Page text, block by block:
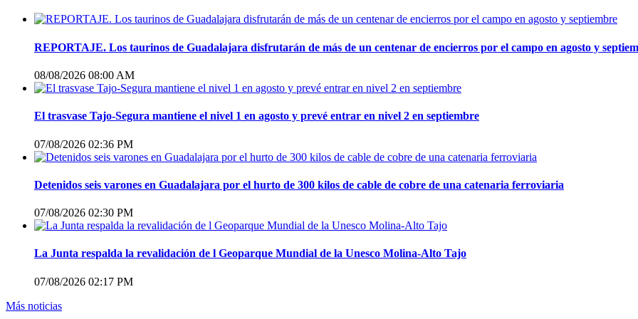
REPORTAJE. Los taurinos de Guadalajara disfrutarán de más de un centenar de encierros por el campo en agosto y
08/08/2026 08:00 AM
El trasvase Tajo-Segura mantiene el nivel 1 en agosto y prevé entrar en nivel 2 en septiembre
07/08/2026 02:36 PM
Detenidos seis varones en Guadalajara por el hurto de 300 kilos de cable de cobre de una catenaria ferroviaria
07/08/2026 02:30 PM
La Junta respalda la revalidación de l Geoparque Mundial de la Unesco Molina-Alto Tajo
07/08/2026 02:17 PM
Más noticias